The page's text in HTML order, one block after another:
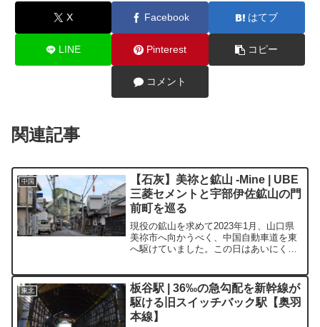
X Facebook はてブ
LINE Pinterest コピー
コメント
関連記事
中国
【石灰】美祢と鉱山 -Mine | UBE
三菱セメントと宇部伊佐鉱山の門
前町を巡る
現役の鉱山を求めて2023年1月、山口県
美祢市へ向かうべく、中国自動車道を東
へ駆けていました。この日はあいにくの
たことはありません。正月のおみくじは
大吉を示したものの...
東北
板谷駅 | 36‰の急勾配を新幹線が
駆ける旧スイッチバック駅【奥羽
本線】